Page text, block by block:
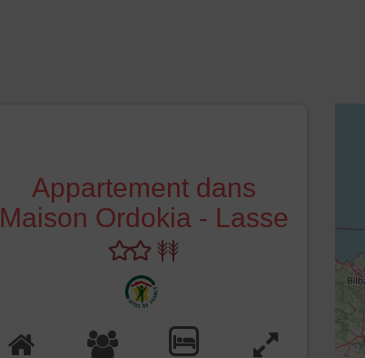
Appartement dans
Maison Ordokia - Lasse